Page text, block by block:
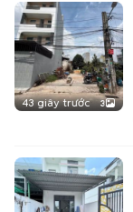
43 giây trước 3